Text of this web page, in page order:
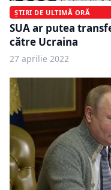
ȘTIRI DE ULTIMĂ ORĂ
SUA ar putea
către Ucraina
27 aprilie 2022